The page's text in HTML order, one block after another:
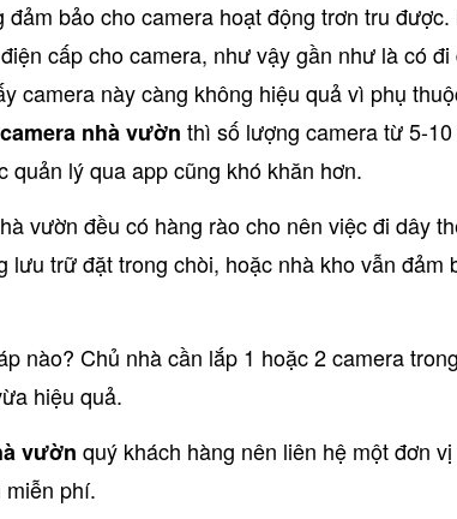
bảo cho camera hoạt động trơn tru
cấp cho camera, như vậy gần như là có
camera này càng không hiệu quả vì phụ
nhà vườn thì số lượng camera từ 5-
lý qua app cũng khó khăn hơn.
vườn đều có hàng rào cho nên việc đi dây
trữ đặt trong chòi, hoặc nhà kho vẫn
nào? Chủ nhà cần lắp 1 hoặc 2 camera
hiệu quả.
vườn quý khách hàng nên liên hệ một đơn
phí.